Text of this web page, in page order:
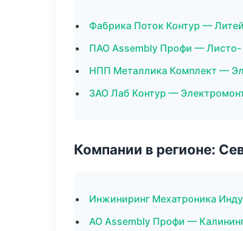
Фабрика Поток Контур —
ПАО Assembly Профи — Листо-
НПП Металлика Комплект —
ЗАО Лаб Контур —
Компании в регионе:
Инжиниринг Мехатроника
АО Assembly Профи —